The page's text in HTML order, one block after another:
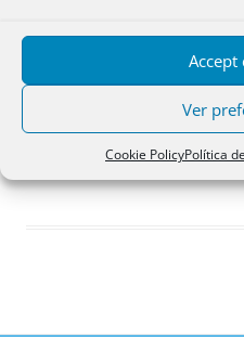
Accept
Ver
Cookie PolicyPolítica
Acceder
Registro
¿Has olvidado tu